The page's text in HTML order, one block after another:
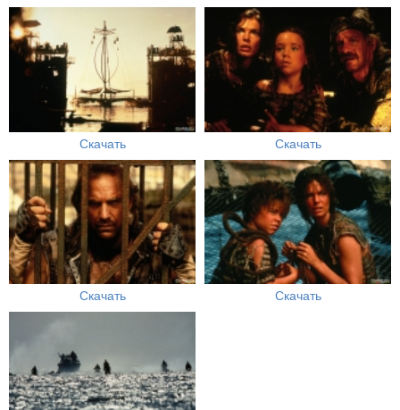
Скачать Скачать
Скачать Скачать